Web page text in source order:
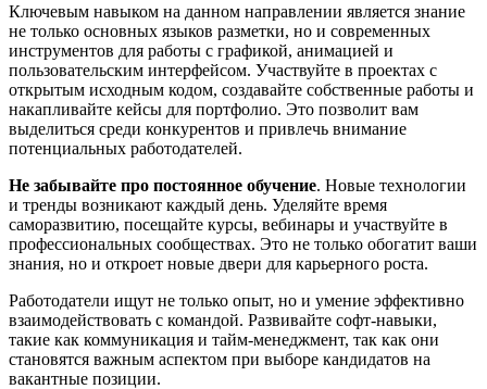
Ключевым навыком на данном направлении является знание
не только основных языков разметки, но и современных
инструментов для работы с графикой, анимацией и
пользовательским интерфейсом. Участвуйте в проектах с
открытым исходным кодом, создавайте собственные работы и
накапливайте кейсы для портфолио. Это позволит вам
выделиться среди конкурентов и привлечь внимание
потенциальных работодателей.
Не забывайте про постоянное обучение. Новые технологии
и тренды возникают каждый день. Уделяйте время
саморазвитию, посещайте курсы, вебинары и участвуйте в
профессиональных сообществах. Это не только обогатит ваши
знания, но и откроет новые двери для карьерного роста.
Работодатели ищут не только опыт, но и умение эффективно
взаимодействовать с командой. Развивайте софт-навыки,
такие как коммуникация и тайм-менеджмент, так как они
становятся важным аспектом при выборе кандидатов на
вакантные позиции.